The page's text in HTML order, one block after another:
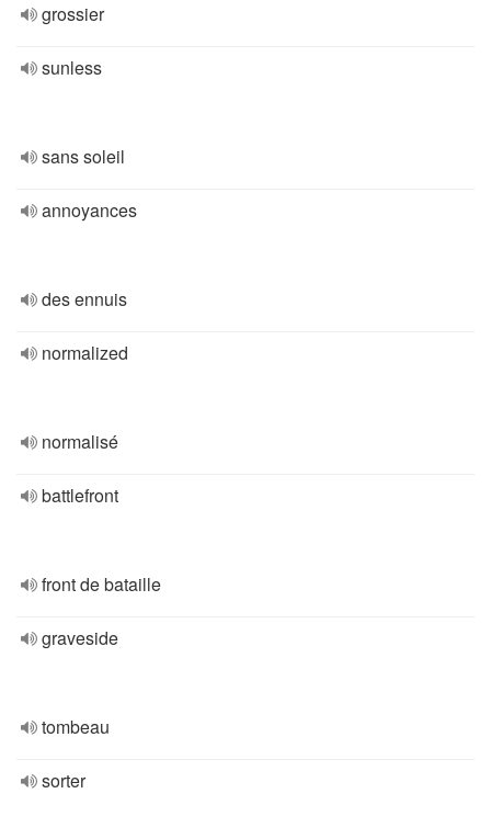
grossier
sunless
sans soleil
annoyances
des ennuis
normalized
normalisé
battlefront
front de bataille
graveside
tombeau
sorter